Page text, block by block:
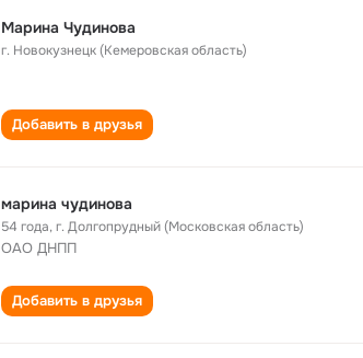
Марина Чудинова
г. Новокузнецк (Кемеровская область)
Добавить в друзья
марина чудинова
54 года,г. Долгопрудный (Московская область)
ОАО ДНПП
Добавить в друзья